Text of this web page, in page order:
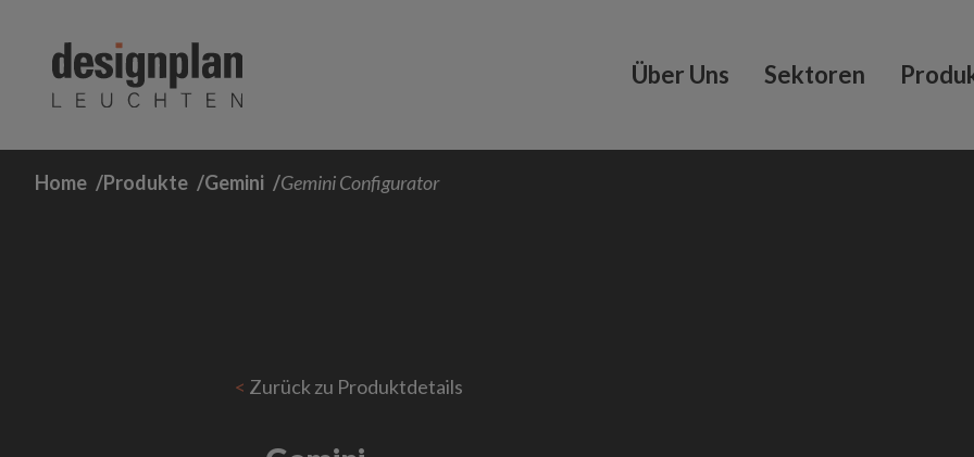
Über Uns Sektoren
Home Produkte Gemini Gemini Configurator
< Zurück zu Produktdetails